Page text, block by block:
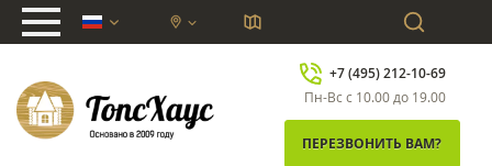
chevron_down
+7 (495) 212-10-69
Пн-Вс с 10.00 до 19.00
ПЕРЕЗВОНИТЬ ВАМ?